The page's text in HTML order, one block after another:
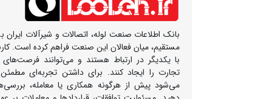
بانک اطلاعات صنعت لوله، اتصالات و شیرآلات ایران
مستقیم، میان فعالان این صنعت فراهم کرده است.
با یکدیگر در ارتباط هستند و می‌توانند
تجارت را ایجاد کنند. برای داشتن تجربه‌ای
می‌شود پیش از هرگونه همکاری یا معامله،